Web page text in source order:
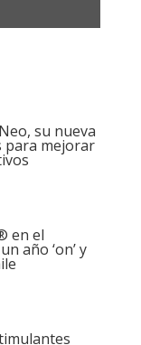
su nueva
para mejorar
en el
año ‘on’ y